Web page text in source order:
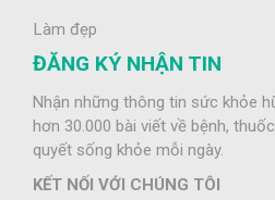
Làm đẹp
ĐĂNG KÝ NHẬN TIN
Nhận những thông tin sức khỏe
hơn 30.000 bài viết về bệnh,
quyết sống khỏe mỗi ngày.
KẾT NỐI VỚI CHÚNG TÔI